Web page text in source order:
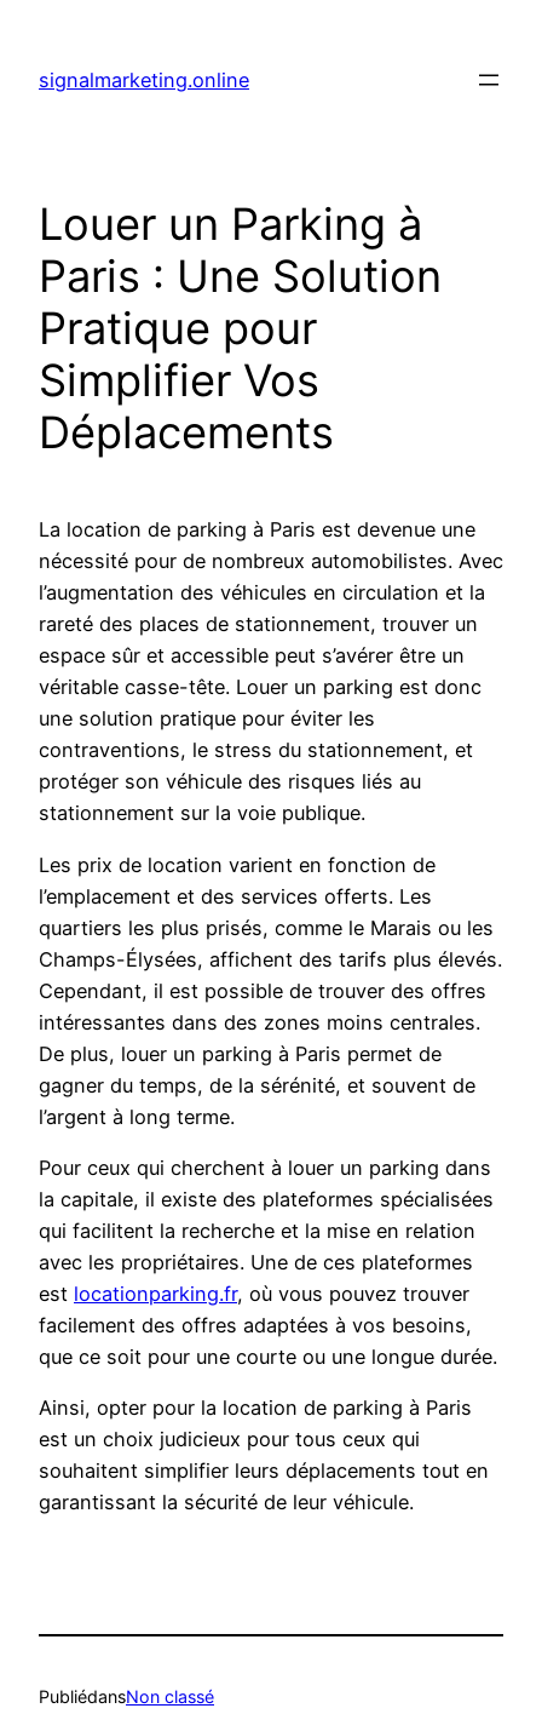
contenu
signalmarketing.online
Louer un Parking à
Paris : Une Solution
Pratique pour
Simplifier Vos
Déplacements
La location de parking à Paris est devenue une
nécessité pour de nombreux automobilistes. Avec
l’augmentation des véhicules en circulation et la
rareté des places de stationnement, trouver un
espace sûr et accessible peut s’avérer être un
véritable casse-tête. Louer un parking est donc
une solution pratique pour éviter les
contraventions, le stress du stationnement, et
protéger son véhicule des risques liés au
stationnement sur la voie publique.
Les prix de location varient en fonction de
l’emplacement et des services offerts. Les
quartiers les plus prisés, comme le Marais ou les
Champs-Élysées, affichent des tarifs plus élevés.
Cependant, il est possible de trouver des offres
intéressantes dans des zones moins centrales.
De plus, louer un parking à Paris permet de
gagner du temps, de la sérénité, et souvent de
l’argent à long terme.
Pour ceux qui cherchent à louer un parking dans
la capitale, il existe des plateformes spécialisées
qui facilitent la recherche et la mise en relation
avec les propriétaires. Une de ces plateformes
est locationparking.fr, où vous pouvez trouver
facilement des offres adaptées à vos besoins,
que ce soit pour une courte ou une longue durée.
Ainsi, opter pour la location de parking à Paris
est un choix judicieux pour tous ceux qui
souhaitent simplifier leurs déplacements tout en
garantissant la sécurité de leur véhicule.
PubliédansNon classé